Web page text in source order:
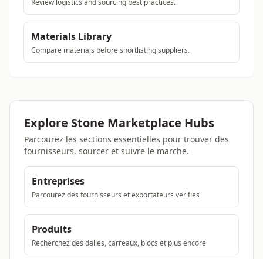
Review logistics and sourcing best practices.
Materials Library
Compare materials before shortlisting suppliers.
Explore Stone Marketplace Hubs
Parcourez les sections essentielles pour trouver des
fournisseurs, sourcer et suivre le marche.
Entreprises
Parcourez des fournisseurs et exportateurs verifies
Produits
Recherchez des dalles, carreaux, blocs et plus encore